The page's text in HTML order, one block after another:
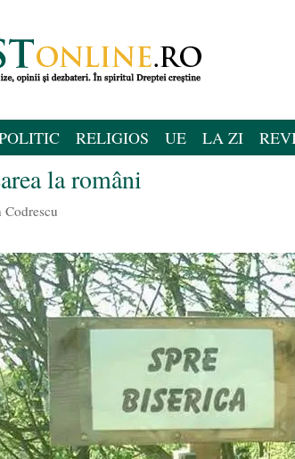
RELIGIOS UE LA ZI
la români
Codrescu